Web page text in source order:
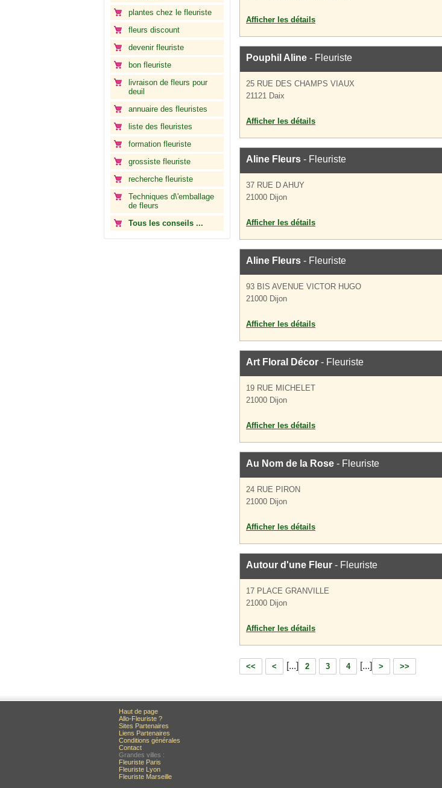
plantes chez le fleuriste
fleurs discount
devenir fleuriste
bon fleuriste
livraison de fleurs pour
deuil
annuaire des fleuristes
liste des fleuristes
formation fleuriste
grossiste fleuriste
recherche fleuriste
Techniques d\'emballage
de fleurs
Tous les conseils ...
Afficher les détails
Pouphil Aline - Fleuriste
25 RUE DES CHAMPS VIAUX
21121 Daix
Afficher les détails
Aline Fleurs - Fleuriste
37 RUE D AHUY
21000 Dijon
Afficher les détails
Aline Fleurs - Fleuriste
93 BIS AVENUE VICTOR HUGO
21000 Dijon
Afficher les détails
Art Floral Décor - Fleuriste
19 RUE MICHELET
21000 Dijon
Afficher les détails
Au Nom de la Rose - Fleuriste
24 RUE PIRON
21000 Dijon
Afficher les détails
Autour d'une Fleur - Fleuriste
17 PLACE GRANVILLE
21000 Dijon
Afficher les détails
<< < [...] 2 3 4 [...] > >>
Haut de page
Allo-Fleuriste ?
Sites Partenaires
Liens Partenaires
Conditions générales
Contact
Grandes villes :
Fleuriste Paris
Fleuriste Lyon
Fleuriste Marseille